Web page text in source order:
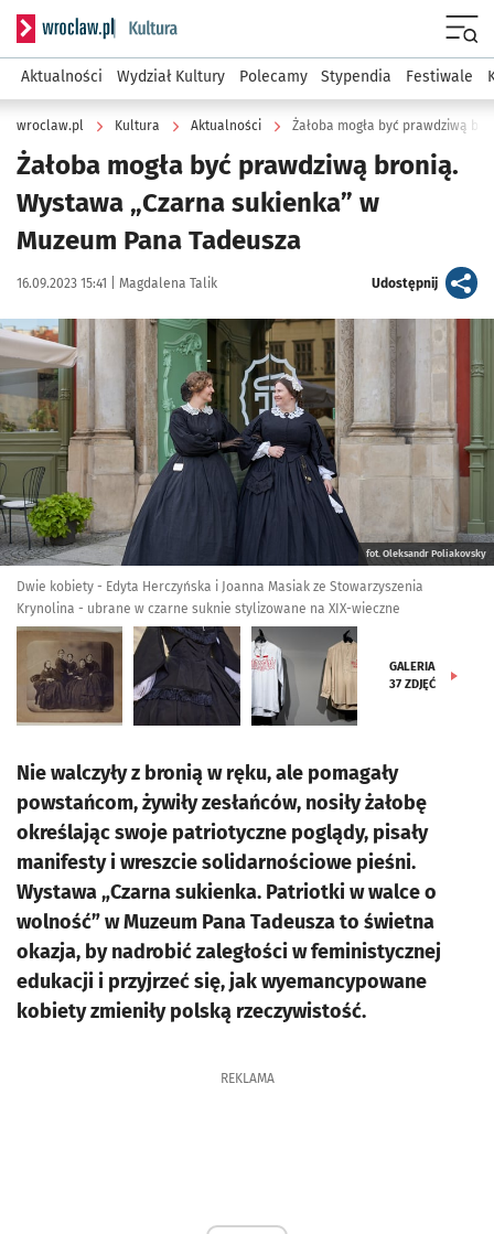
Serwis informacyjny wroclaw.pl podserwis: Kultura
Aktualności Wydział Kultury Polecamy Stypendia Festiwale
wroclaw.pl Kultura Aktualności
Żałoba mogła być prawdziwą bronią.
Wystawa „Czarna sukienka” w
Muzeum Pana Tadeusza
Data publikacji:
16.09.2023 15:41 | Autor:
Magdalena Talik Udostępnijartykuł
Kliknij, aby zobaczyć galerię
Kliknij, aby powiększyć
fot. Oleksandr Poliakovsky
Dwie kobiety - Edyta Herczyńska i Joanna Masiak ze Stowarzyszenia
Krynolina - ubrane w czarne suknie stylizowane na XIX-wieczne
GALERIA
37 ZDJĘĆ
Nie walczyły z bronią w ręku, ale pomagały
powstańcom, żywiły zesłańców, nosiły żałobę
określając swoje patriotyczne poglądy, pisały
manifesty i wreszcie solidarnościowe pieśni.
Wystawa „Czarna sukienka. Patriotki w walce o
wolność” w Muzeum Pana Tadeusza to świetna
okazja, by nadrobić zaległości w feministycznej
edukacji i przyjrzeć się, jak wyemancypowane
kobiety zmieniły polską rzeczywistość.
REKLAMA